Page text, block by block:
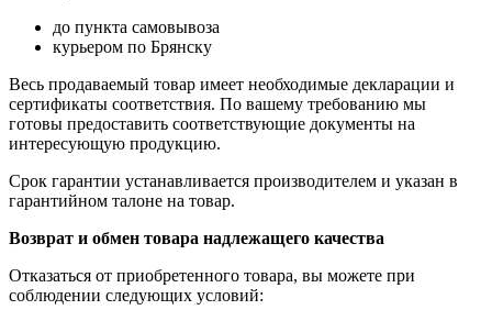
до пункта самовывоза
курьером по Брянску
Весь продаваемый товар имеет необходимые декларации и
сертификаты соответствия. По вашему требованию мы
готовы предоставить соответствующие документы на
интересующую продукцию.
Срок гарантии устанавливается производителем и указан в
гарантийном талоне на товар.
Возврат и обмен товара надлежащего качества
Отказаться от приобретенного товара, вы можете при
соблюдении следующих условий: